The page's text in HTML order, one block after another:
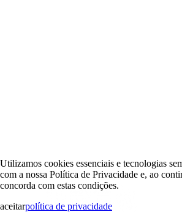
Utilizamos cookies essenciais e tecnologias
com a nossa Política de Privacidade e, ao
concorda com estas condições.
aceitarpolítica de privacidade